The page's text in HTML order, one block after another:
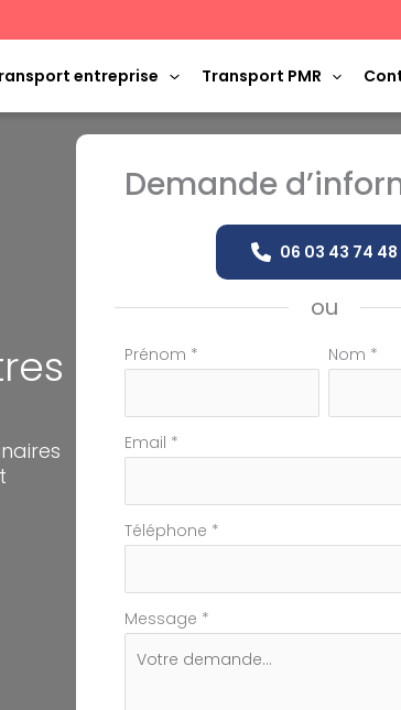
entreprise Transport PMR
Demande
06 03 43 74 48
ou
Formulaire
téléphone
Prénom * Nom *
Email *
Téléphone *
Message *